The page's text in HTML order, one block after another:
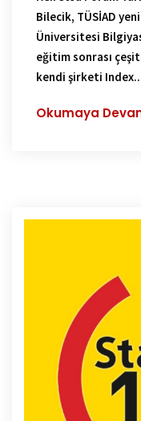
Bilecik, TÜSİAD
Üniversitesi
eğitim sonrası
kendi şirketi
Okumaya